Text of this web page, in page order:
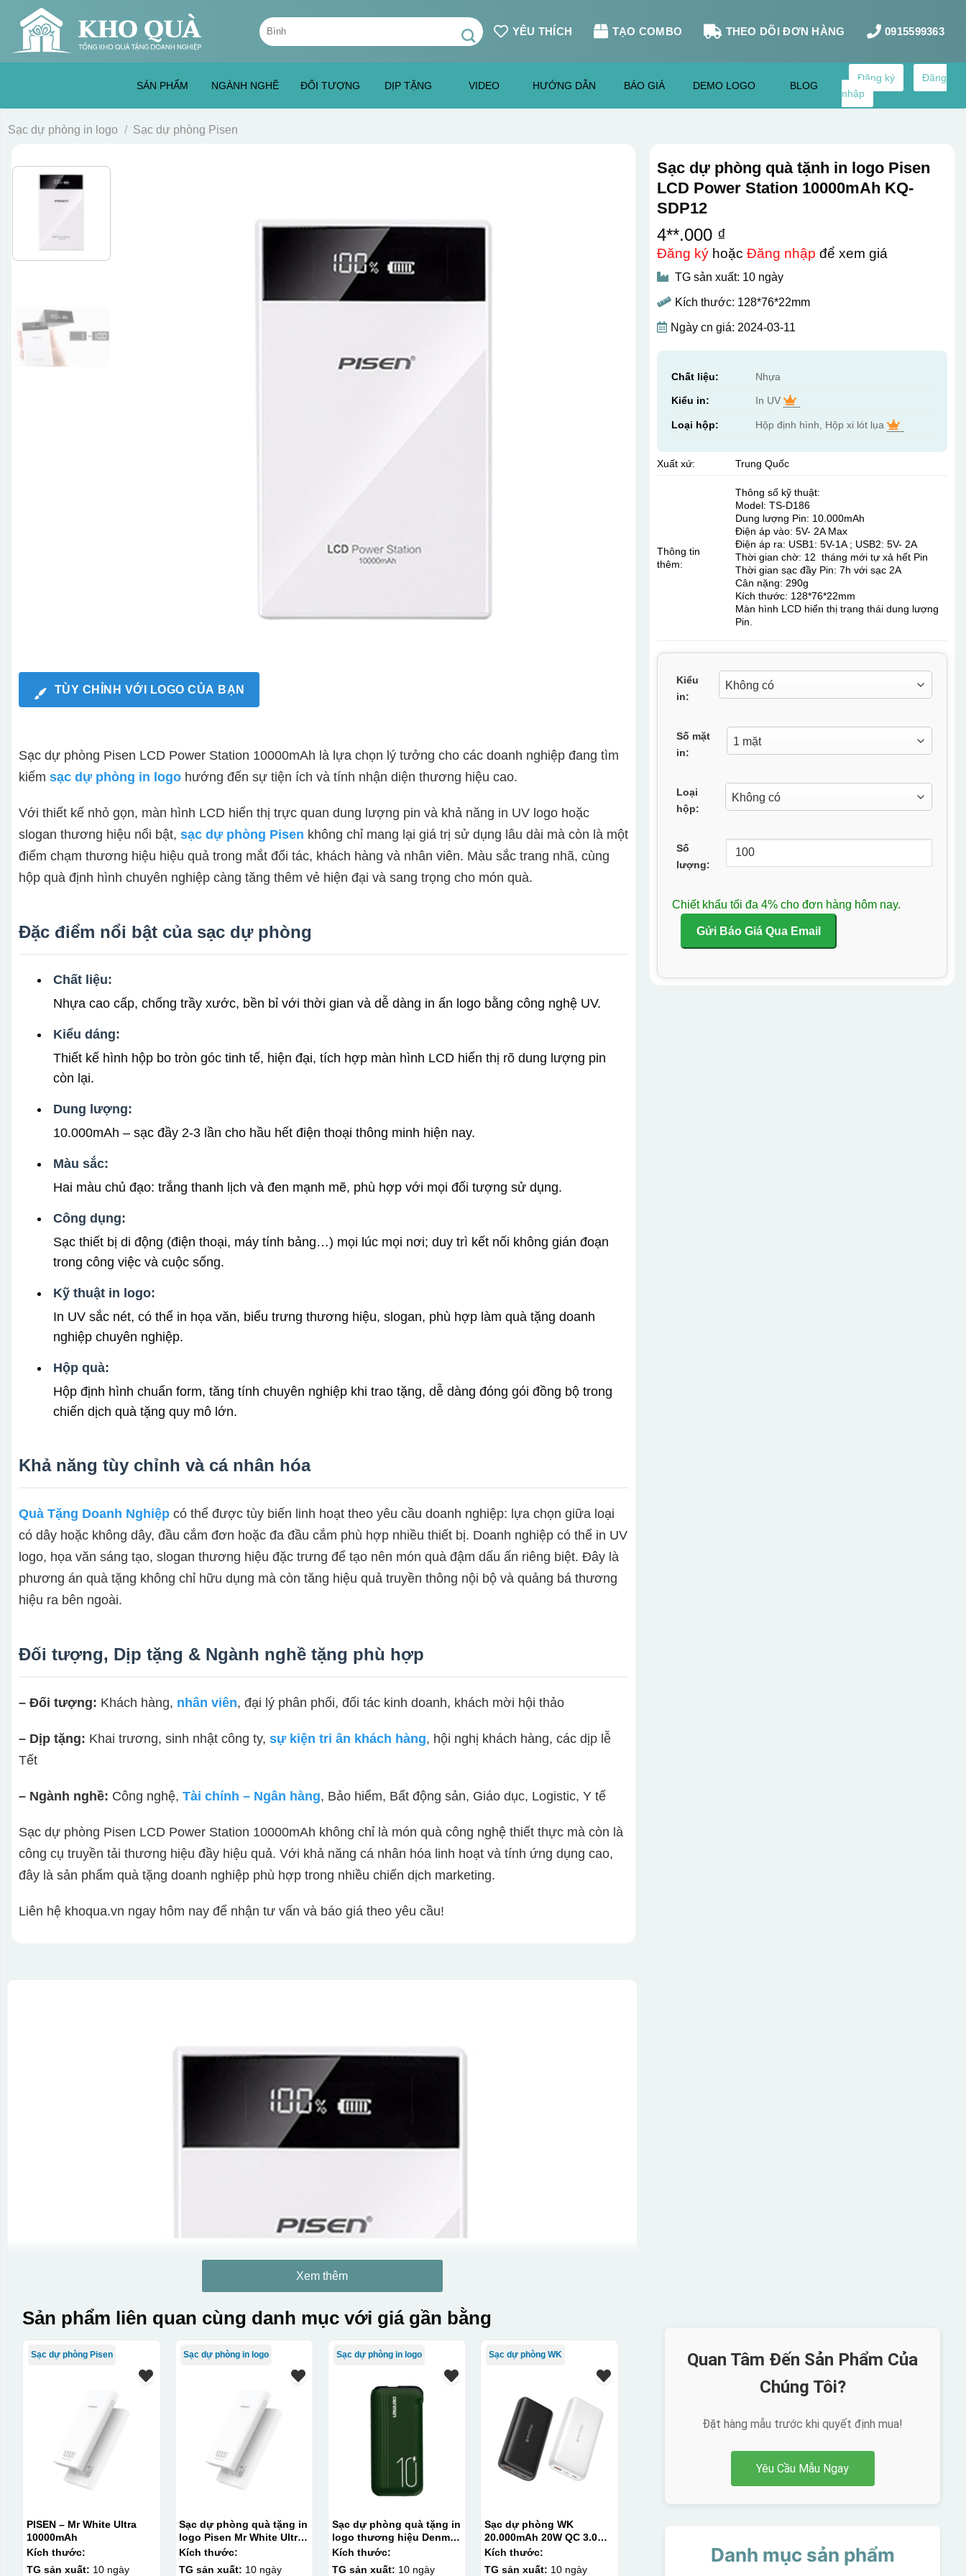
content
Tìm
kiếm:
YÊU THÍCH TẠO COMBO THEO DÕI ĐƠN HÀNG 0915599363
SẢN PHẨM NGÀNH NGHỀ ĐỐI TƯỢNG DỊP TẶNG VIDEO HƯỚNG DẪN BÁO GIÁ DEMO LOGO BLOG
Đăng ký
Đăng
nhập
Sạc dự phòng in logo / Sạc dự phòng Pisen
TÙY CHỈNH VỚI LOGO CỦA BẠN
Sạc dự phòng Pisen LCD Power Station 10000mAh là lựa chọn lý tưởng cho các doanh nghiệp đang tìm
kiếm sạc dự phòng in logohướng đến sự tiện ích và tính nhận diện thương hiệu cao.
Với thiết kế nhỏ gọn, màn hình LCD hiển thị trực quan dung lượng pin và khả năng in UV logo hoặc
slogan thương hiệu nổi bật, sạc dự phòng Pisen không chỉ mang lại giá trị sử dụng lâu dài mà còn là một
điểm chạm thương hiệu hiệu quả trong mắt đối tác, khách hàng và nhân viên. Màu sắc trang nhã, cùng
hộp quà định hình chuyên nghiệp càng tăng thêm vẻ hiện đại và sang trọng cho món quà.
Đặc điểm nổi bật của sạc dự phòng
Chất liệu:
Nhựa cao cấp, chống trầy xước, bền bỉ với thời gian và dễ dàng in ấn logo bằng công nghệ UV.
Kiểu dáng:
Thiết kế hình hộp bo tròn góc tinh tế, hiện đại, tích hợp màn hình LCD hiển thị rõ dung lượng pin
còn lại.
Dung lượng:
10.000mAh – sạc đầy 2-3 lần cho hầu hết điện thoại thông minh hiện nay.
Màu sắc:
Hai màu chủ đạo: trắng thanh lịch và đen mạnh mẽ, phù hợp với mọi đối tượng sử dụng.
Công dụng:
Sạc thiết bị di động (điện thoại, máy tính bảng…) mọi lúc mọi nơi; duy trì kết nối không gián đoạn
trong công việc và cuộc sống.
Kỹ thuật in logo:
In UV sắc nét, có thể in họa văn, biểu trưng thương hiệu, slogan, phù hợp làm quà tặng doanh
nghiệp chuyên nghiệp.
Hộp quà:
Hộp định hình chuẩn form, tăng tính chuyên nghiệp khi trao tặng, dễ dàng đóng gói đồng bộ trong
chiến dịch quà tặng quy mô lớn.
Khả năng tùy chỉnh và cá nhân hóa
Quà Tặng Doanh Nghiệpcó thể được tùy biến linh hoạt theo yêu cầu doanh nghiệp: lựa chọn giữa loại
có dây hoặc không dây, đầu cắm đơn hoặc đa đầu cắm phù hợp nhiều thiết bị. Doanh nghiệp có thể in UV
logo, họa văn sáng tạo, slogan thương hiệu đặc trưng để tạo nên món quà đậm dấu ấn riêng biệt. Đây là
phương án quà tặng không chỉ hữu dụng mà còn tăng hiệu quả truyền thông nội bộ và quảng bá thương
hiệu ra bên ngoài.
Đối tượng, Dịp tặng & Ngành nghề tặng phù hợp
– Đối tượng: Khách hàng, nhân viên, đại lý phân phối, đối tác kinh doanh, khách mời hội thảo
– Dịp tặng: Khai trương, sinh nhật công ty, sự kiện tri ân khách hàng, hội nghị khách hàng, các dịp lễ
Tết
– Ngành nghề: Công nghệ, Tài chính – Ngân hàng, Bảo hiểm, Bất động sản, Giáo dục, Logistic, Y tế
Sạc dự phòng Pisen LCD Power Station 10000mAh không chỉ là món quà công nghệ thiết thực mà còn là
công cụ truyền tải thương hiệu đầy hiệu quả. Với khả năng cá nhân hóa linh hoạt và tính ứng dụng cao,
đây là sản phẩm quà tặng doanh nghiệp phù hợp trong nhiều chiến dịch marketing.
Liên hệ khoqua.vn ngay hôm nay để nhận tư vấn và báo giá theo yêu cầu!
Sạc dự phòng quà tặnh in logo Pisen
LCD Power Station 10000mAh KQ-
SDP12
4**.000 ₫
Đăng kýhoặc Đăng nhập để xem giá
TG sản xuất: 10 ngày
Kích thước: 128*76*22mm
Ngày cn giá: 2024-03-11
Chất liệu: Nhựa
Kiểu in: In UV
Loại hộp: Hộp định hình, Hộp xi lót lụa
Xuất xứ: Trung Quốc
Thông tin
thêm:
Thông số kỹ thuật:
Model: TS-D186
Dung lượng Pin: 10.000mAh
Điện áp vào: 5V- 2A Max
Điện áp ra: USB1: 5V-1A ; USB2: 5V- 2A
Thời gian chờ: 12 tháng mới tự xả hết Pin
Thời gian sạc đầy Pin: 7h với sạc 2A
Cân nặng: 290g
Kích thước: 128*76*22mm
Màn hình LCD hiển thị trạng thái dung lượng
Pin.
Kiểu
in:
Số mặt
in:
Loại
hộp:
Số
lượng:
Chiết khấu tối đa 4% cho đơn hàng hôm nay.
Gửi Báo Giá Qua Email
Xem thêm
Sản phẩm liên quan cùng danh mục với giá gần bằng
Sạc dự phòng Pisen
PISEN – Mr White Ultra
10000mAh
Kích thước:
TG sản xuất: 10 ngày
Sạc dự phòng in logo
Sạc dự phòng quà tặng in
logo Pisen Mr White Ultra
10000mAh KQ-SDP13
Kích thước:
TG sản xuất: 10 ngày
Sạc dự phòng in logo
Sạc dự phòng quà tặng in
logo thương hiệu Denmen
10.000mAh KQ-SDP10
Kích thước:
TG sản xuất: 10 ngày
Sạc dự phòng WK
Sạc dự phòng WK
20.000mAh 20W QC 3.0
WK-189
Kích thước:
TG sản xuất: 10 ngày
Quan Tâm Đến Sản Phẩm Của
Chúng Tôi?
Đặt hàng mẫu trước khi quyết định mua!
Yêu Cầu Mẫu Ngay
Danh mục sản phẩm